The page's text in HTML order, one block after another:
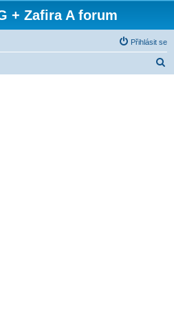
+ Zafira A forum
Přihlásit se